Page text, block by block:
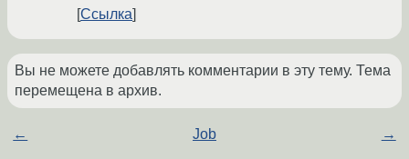
Ссылка
Вы не можете добавлять комментарии в эту тему. Тема
перемещена в архив.
← Job →